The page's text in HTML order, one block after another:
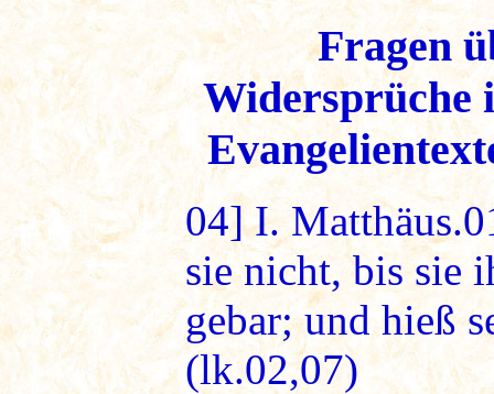
Fragen
Widersprüche
04]I.
sie nicht, bis sie
gebar; und hieß
(lk.02,07)